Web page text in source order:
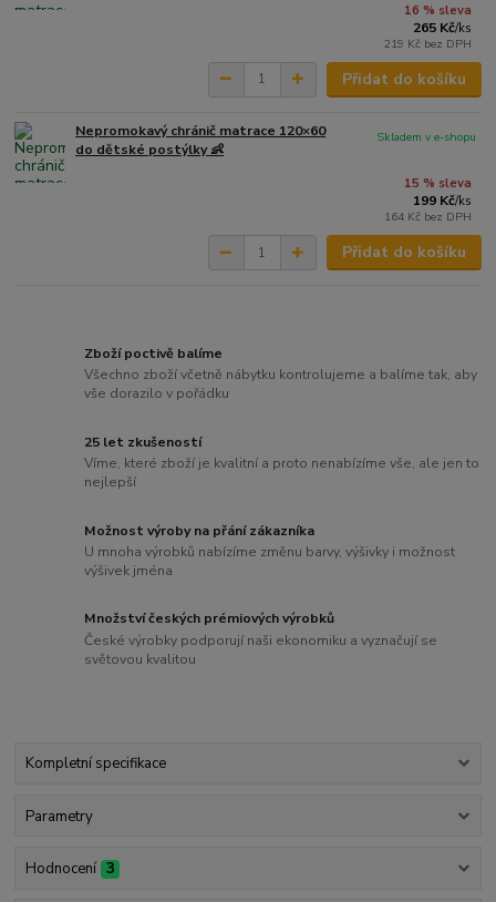
16 % sleva
265 Kč/ks
219 Kč bez DPH
Přidat do košíku
Nepromokavý chránič matrace 120×60
do dětské postýlky 👶
15 % sleva
199 Kč/ks
164 Kč bez DPH
Skladem v e-shopu
Přidat do košíku
Zboží poctivě balíme
Všechno zboží včetně nábytku kontrolujeme a balíme tak, aby
vše dorazilo v pořádku
25 let zkušeností
Víme, které zboží je kvalitní a proto nenabízíme vše, ale jen to
nejlepší
Možnost výroby na přání zákazníka
U mnoha výrobků nabízíme změnu barvy, výšivky i možnost
výšivek jména
Množství českých prémiových výrobků
České výrobky podporují naši ekonomiku a vyznačují se
světovou kvalitou
Kompletní specifikace
Parametry
Hodnocení 3